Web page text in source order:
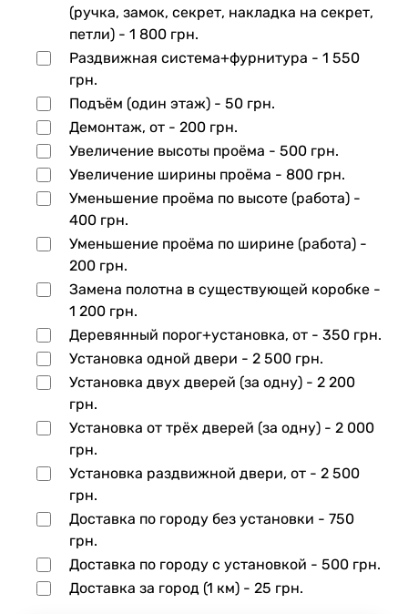
(ручка, замок, секрет, накладка на секрет,
петли) - 1 800 грн.
Раздвижная система+фурнитура - 1 550
грн.
Подъём (один этаж) - 50 грн.
Демонтаж, от - 200 грн.
Увеличение высоты проёма - 500 грн.
Увеличение ширины проёма - 800 грн.
Уменьшение проёма по высоте (работа) -
400 грн.
Уменьшение проёма по ширине (работа) -
200 грн.
Замена полотна в существующей коробке -
1 200 грн.
Деревянный порог+установка, от - 350 грн.
Установка одной двери - 2 500 грн.
Установка двух дверей (за одну) - 2 200
грн.
Установка от трёх дверей (за одну) - 2 000
грн.
Установка раздвижной двери, от - 2 500
грн.
Доставка по городу без установки - 750
грн.
Доставка по городу с установкой - 500 грн.
Доставка за город (1 км) - 25 грн.